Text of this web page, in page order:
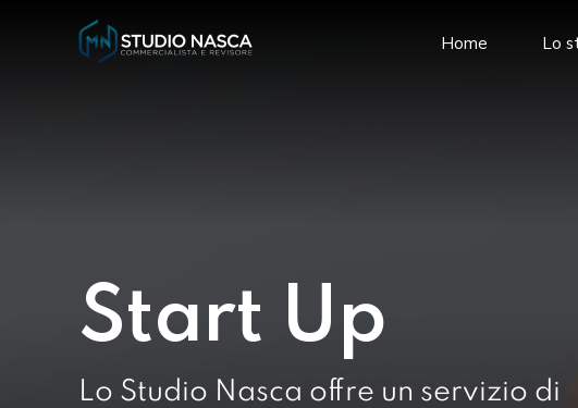
Home Lo
Start Up
Lo Studio Nasca offre un servizio di